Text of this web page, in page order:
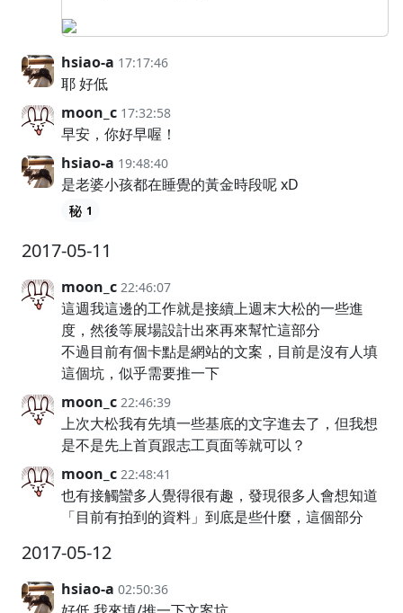
hsiao-a 17:17:46
耶 好低
moon_c 17:32:58
早安，你好早喔！
hsiao-a 19:48:40
是老婆小孩都在睡覺的黃金時段呢 xD
1
2017-05-11
moon_c 22:46:07
這週我這邊的工作就是接續上週末大松的一些進
度，然後等展場設計出來再來幫忙這部分
不過目前有個卡點是網站的文案，目前是沒有人填
這個坑，似乎需要推一下
moon_c 22:46:39
上次大松我有先填一些基底的文字進去了，但我想
是不是先上首頁跟志工頁面等就可以？
moon_c 22:48:41
也有接觸蠻多人覺得很有趣，發現很多人會想知道
「目前有拍到的資料」到底是些什麼，這個部分
2017-05-12
hsiao-a 02:50:36